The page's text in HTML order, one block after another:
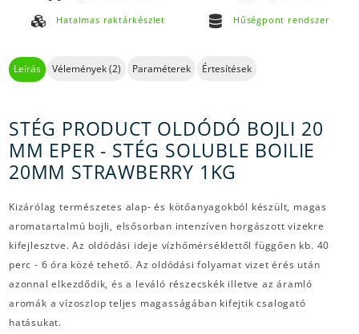
Hatalmas raktárkészlet Hűségpont rendszer
Leírás Vélemények (2) Paraméterek Értesítések
STÉG PRODUCT OLDÓDÓ BOJLI 20
MM EPER - STÉG SOLUBLE BOILIE
20MM STRAWBERRY 1KG
Kizárólag természetes alap- és kötőanyagokból készült, magas
aromatartalmú bojli, elsősorban intenzíven horgászott vizekre
kifejlesztve. Az oldódási ideje vízhőmérséklettől függően kb. 40
perc - 6 óra közé tehető. Az oldódási folyamat vizet érés után
azonnal elkezdődik, és a leváló részecskék illetve az áramló
aromák a vízoszlop teljes magasságában kifejtik csalogató
hatásukat.